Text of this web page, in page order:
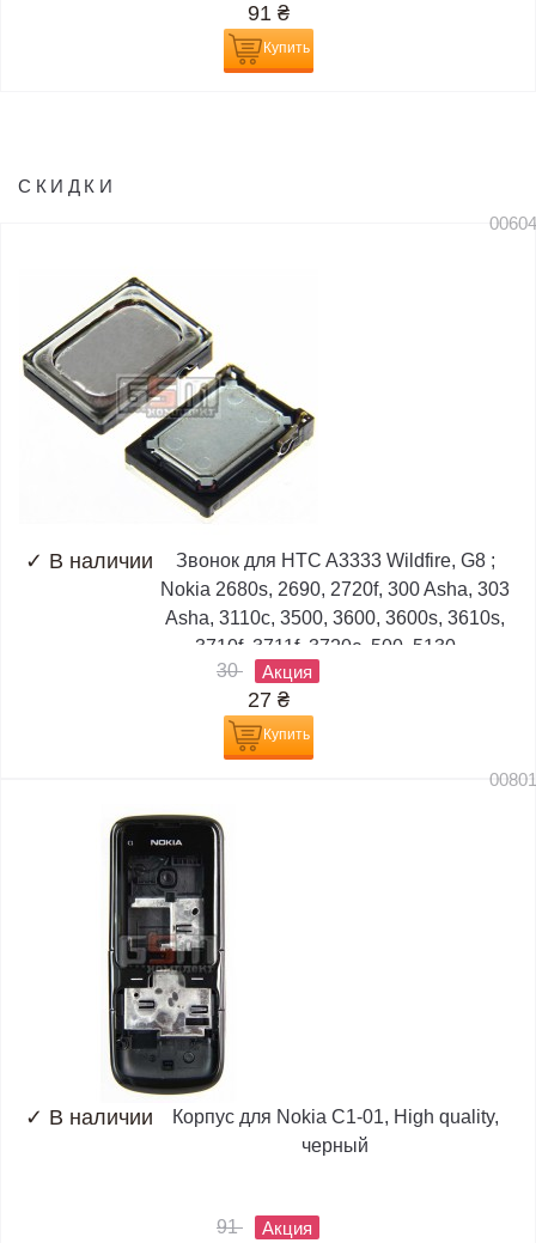
91 ₴
Купить
СКИДКИ
✓ В наличии
Звонок для HTC A3333 Wildfire, G8 ;
Nokia 2680s, 2690, 2720f, 300 Asha, 303
Asha, 3110c, 3500, 3600, 3600s, 3610s,
3710f, 3711f, 3720c, 500, 5130,...
30
Акция
27 ₴
Купить
✓ В наличии
Корпус для Nokia C1-01, High quality,
черный
91 Акция